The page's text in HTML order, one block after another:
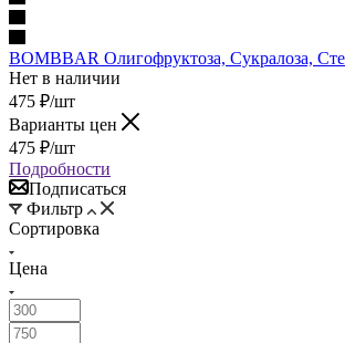
BOMBBAR Олигофруктоза, Сукралоза,
Нет в наличии
475 ₽/шт
Варианты цен
475 ₽/шт
Подробности
Подписаться
Фильтр
Сортировка
Цена